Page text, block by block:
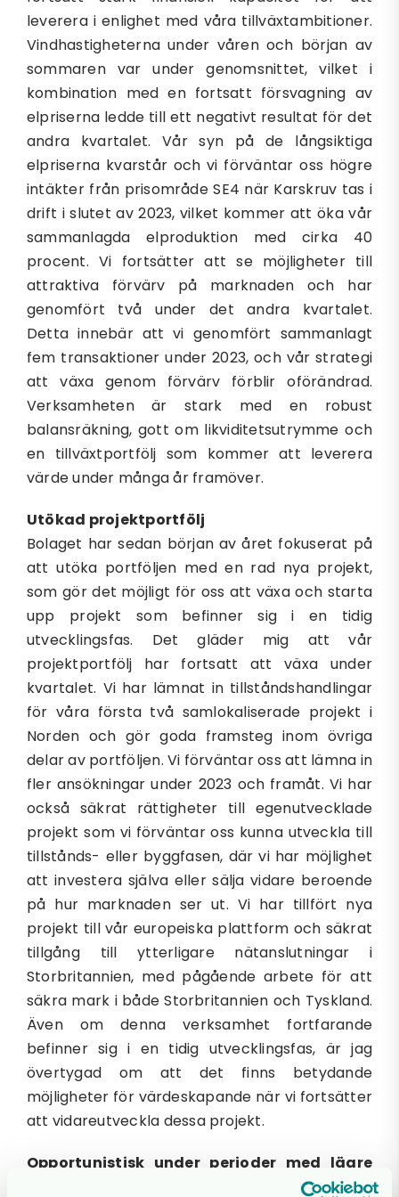
leverera i enlighet med våra tillväxtambitioner.
Vindhastigheterna under våren och början av
sommaren var under genomsnittet, vilket i
kombination med en fortsatt försvagning av
elpriserna ledde till ett negativt resultat för det
andra kvartalet. Vår syn på de långsiktiga
elpriserna kvarstår och vi förväntar oss högre
intäkter från prisområde SE4 när Karskruv tas i
drift i slutet av 2023, vilket kommer att öka vår
sammanlagda elproduktion med cirka 40
procent. Vi fortsätter att se möjligheter till
attraktiva förvärv på marknaden och har
genomfört två under det andra kvartalet.
Detta innebär att vi genomfört sammanlagt
fem transaktioner under 2023, och vår strategi
att växa genom förvärv förblir oförändrad.
Verksamheten är stark med en robust
balansräkning, gott om likviditetsutrymme och
en tillväxtportfölj som kommer att leverera
värde under många år framöver.
Utökad projektportfölj
Bolaget har sedan början av året fokuserat på
att utöka portföljen med en rad nya projekt,
som gör det möjligt för oss att växa och starta
upp projekt som befinner sig i en tidig
utvecklingsfas. Det gläder mig att vår
projektportfölj har fortsatt att växa under
kvartalet. Vi har lämnat in tillståndshandlingar
för våra första två samlokaliserade projekt i
Norden och gör goda framsteg inom övriga
delar av portföljen. Vi förväntar oss att lämna in
fler ansökningar under 2023 och framåt. Vi har
också säkrat rättigheter till egenutvecklade
projekt som vi förväntar oss kunna utveckla till
tillstånds- eller byggfasen, där vi har möjlighet
att investera själva eller sälja vidare beroende
på hur marknaden ser ut. Vi har tillfört nya
projekt till vår europeiska plattform och säkrat
tillgång till ytterligare nätanslutningar i
Storbritannien, med pågående arbete för att
säkra mark i både Storbritannien och Tyskland.
Även om denna verksamhet fortfarande
befinner sig i en tidig utvecklingsfas, är jag
övertygad om att det finns betydande
möjligheter för värdeskapande när vi fortsätter
att vidareutveckla dessa projekt.
Opportunistisk under perioder med lägre